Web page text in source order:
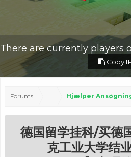
There are currently players
Copy
Forums ... Hjælper
德国留学挂科/买德
克工业大学结